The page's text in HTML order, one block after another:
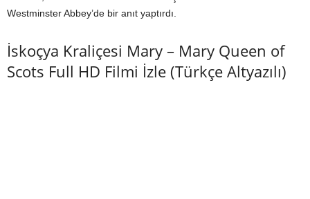
Westminster Abbey’de bir anıt yaptırdı.
İskoçya Kraliçesi Mary – Mary Queen of
Scots Full HD Filmi İzle (Türkçe Altyazılı)